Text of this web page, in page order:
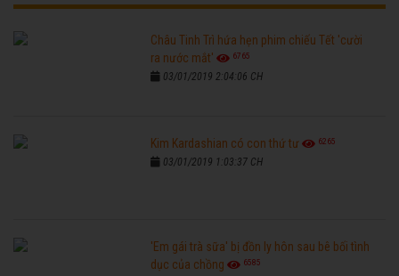
Châu Tinh Trì hứa hẹn phim chiếu Tết 'cười
ra nước mắt'
6765
03/01/2019 2:04:06 CH
Kim Kardashian có con thứ tư 6265
03/01/2019 1:03:37 CH
'Em gái trà sữa' bị đồn ly hôn sau bê bối tình
dục của chồng
6585